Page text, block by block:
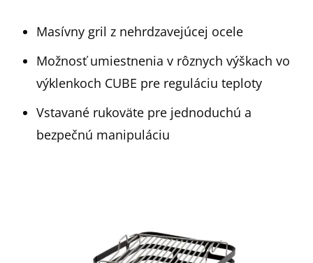
Masívny gril z nehrdzavejúcej ocele
Možnosť umiestnenia v rôznych výškach vo
výklenkoch CUBE pre reguláciu teploty
Vstavané rukoväte pre jednoduchú a
bezpečnú manipuláciu